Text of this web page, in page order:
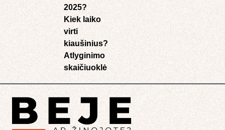
2025?
Kiek laiko
virti
kiaušinius?
Atlyginimo
skaičiuoklė​